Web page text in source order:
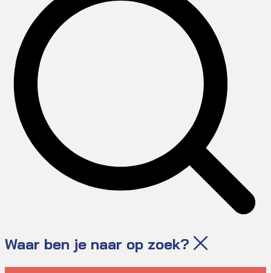
Waar ben je naar op zoek?